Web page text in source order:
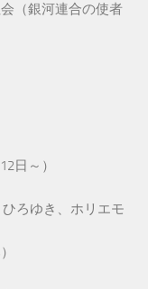
（銀河連合の使者
日～）
ろゆき、ホリエモ